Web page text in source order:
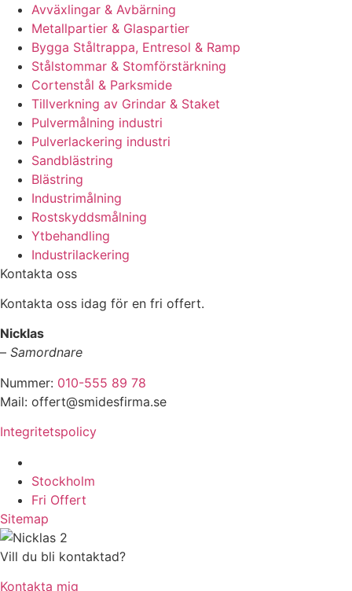
Avväxlingar & Avbärning
Metallpartier & Glaspartier
Bygga Ståltrappa, Entresol & Ramp
Stålstommar & Stomförstärkning
Cortenstål & Parksmide
Tillverkning av Grindar & Staket
Pulvermålning industri
Pulverlackering industri
Sandblästring
Blästring
Industrimålning
Rostskyddsmålning
Ytbehandling
Industrilackering
Kontakta oss
Kontakta oss idag för en fri offert.
Nicklas
– Samordnare
Nummer: 010-555 89 78
Mail: offert@smidesfirma.se
Integritetspolicy
Stockholm
Fri Offert
Sitemap
Vill du bli kontaktad?
Kontakta mig